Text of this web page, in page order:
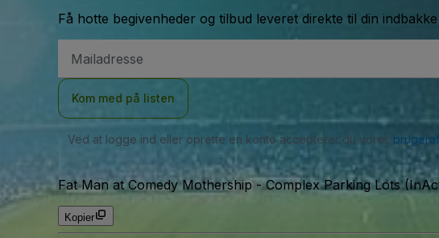
Få hotte begivenheder og tilbud leveret direkte til din indbakke
adresse
Kom med på listen
Ved at logge ind eller oprette en konto accepterer du vores
Fat Man at Comedy Mothership - Complex Parking Lots
Kopier